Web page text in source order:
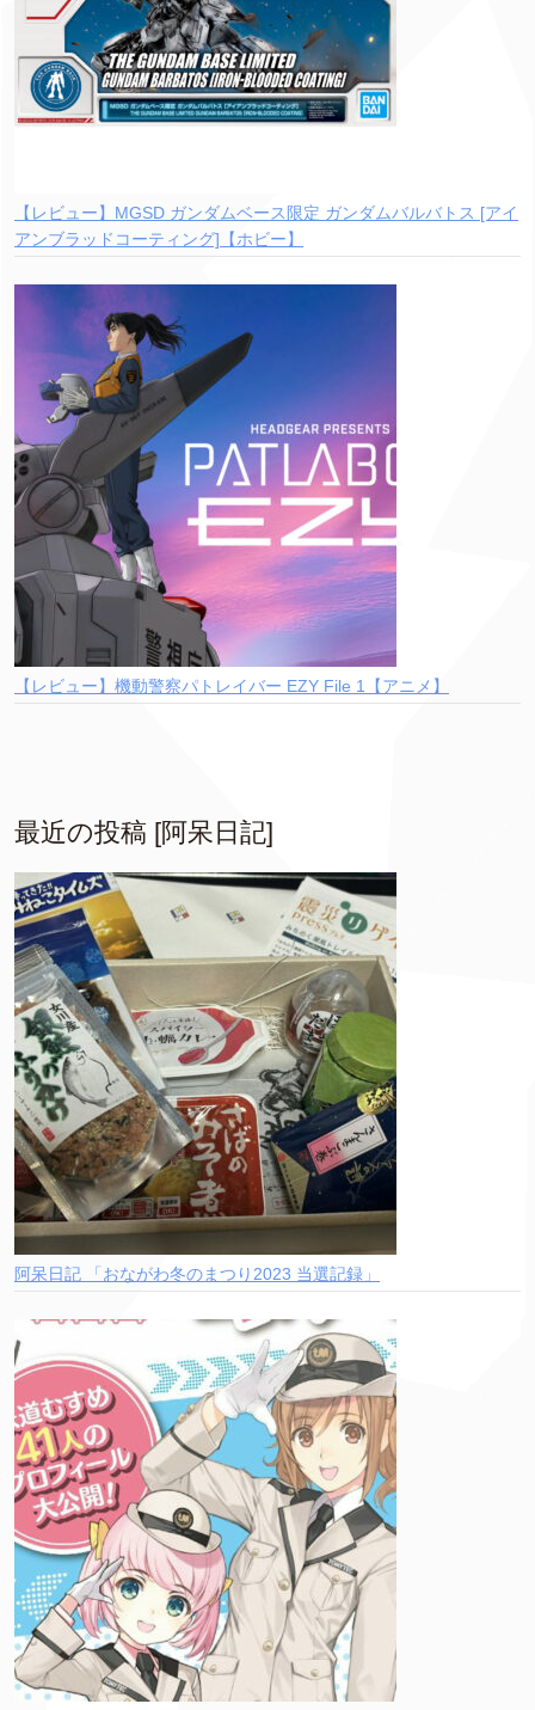
【レビュー】MGSD ガンダムベース限定 ガンダムバルバトス [アイ
アンブラッドコーティング]【ホビー】
【レビュー】機動警察パトレイバー EZY File 1【アニメ】
最近の投稿 [阿呆日記]
阿呆日記 「おながわ冬のまつり2023 当選記録」